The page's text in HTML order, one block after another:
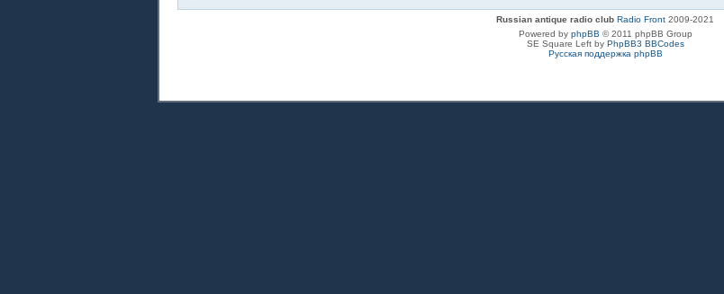
Russian antique radio club Radio Front 2009-2021
Powered by phpBB © 2011 phpBB Group
SE Square Left by PhpBB3 BBCodes
Русская поддержка phpBB